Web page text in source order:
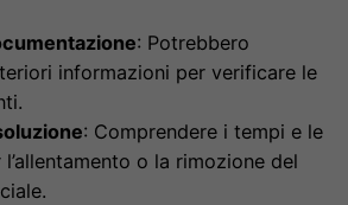
: Potrebbero
informazioni per verificare le
: Comprendere i tempi e le
o la rimozione del